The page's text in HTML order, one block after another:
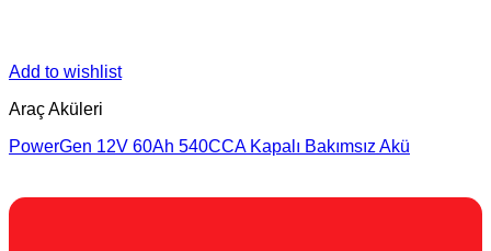
Add to wishlist
Araç Aküleri
PowerGen 12V 60Ah 540CCA Kapalı Bakımsız Akü